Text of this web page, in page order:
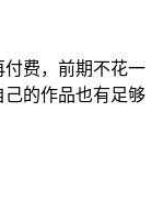
费，前期不花一
的作品也有足够